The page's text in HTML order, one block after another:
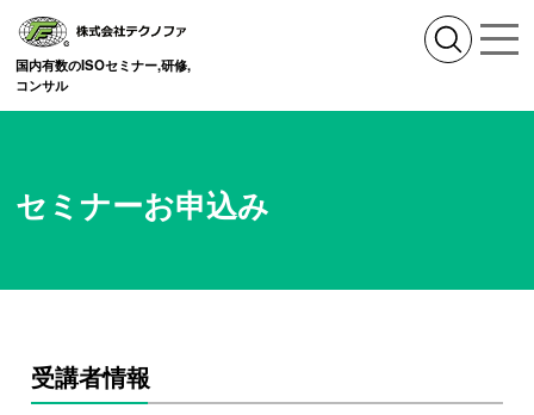
国内有数のISOセミナー,研修,
コンサル
セミナーお申込み
受講者情報